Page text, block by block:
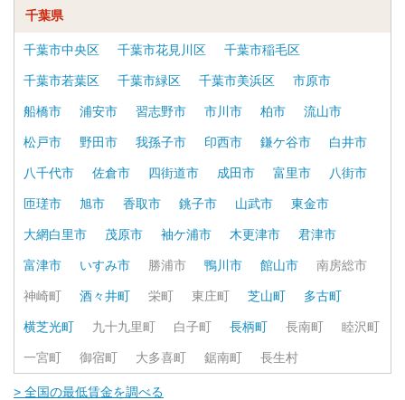
千葉県
千葉市中央区 千葉市花見川区 千葉市稲毛区
千葉市若葉区 千葉市緑区 千葉市美浜区 市原市
船橋市 浦安市 習志野市 市川市 柏市 流山市
松戸市 野田市 我孫子市 印西市 鎌ケ谷市 白井市
八千代市 佐倉市 四街道市 成田市 富里市 八街市
匝瑳市 旭市 香取市 銚子市 山武市 東金市
大網白里市 茂原市 袖ケ浦市 木更津市 君津市
富津市 いすみ市 勝浦市 鴨川市 館山市 南房総市
神崎町 酒々井町 栄町 東庄町 芝山町 多古町
横芝光町 九十九里町 白子町 長柄町 長南町 睦沢町
一宮町 御宿町 大多喜町 鋸南町 長生村
> 全国の最低賃金を調べる